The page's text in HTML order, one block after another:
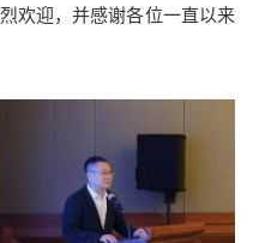
欢迎，并感谢各位一直以来